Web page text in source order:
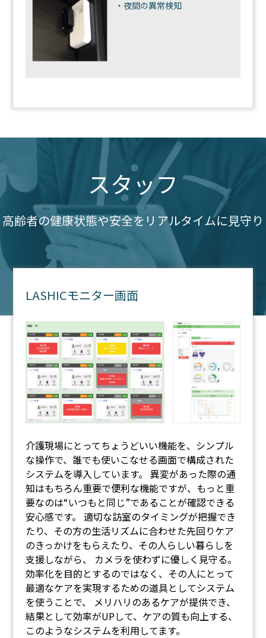
・夜間の異常検知
スタッフ
高齢者の健康状態や安全をリアルタイムに見守り
LASHICモニター画面
介護現場にとってちょうどいい機能を、シンプル
な操作で、誰でも使いこなせる画面で構成された
システムを導入しています。 異変があった際の通
知はもちろん重要で便利な機能ですが、もっと重
要なのは“いつもと同じ”であることが確認できる
安心感です。 適切な訪室のタイミングが把握でき
たり、その方の生活リズムに合わせた先回りケア
のきっかけをもらえたり、その人らしい暮らしを
支援しながら、 カメラを使わずに優しく見守る。
効率化を目的とするのではなく、その人にとって
最適なケアを実現するための道具としてシステム
を使うことで、 メリハリのあるケアが提供でき、
結果として効率がUPして、ケアの質も向上する、
このようなシステムを利用してます。